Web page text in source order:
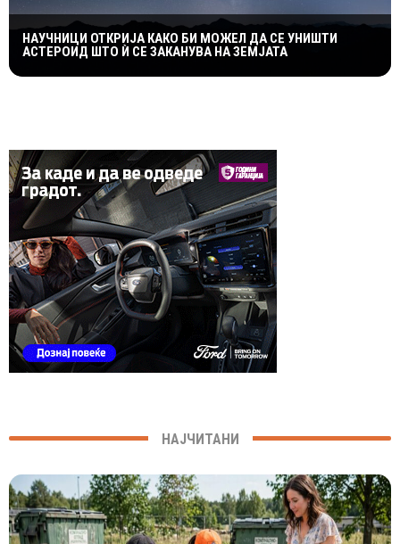
НАУЧНИЦИ ОТКРИЈА КАКО БИ МОЖЕЛ ДА СЕ УНИШТИ
АСТЕРОИД ШТО Ѝ СЕ ЗАКАНУВА НА ЗЕМЈАТА
НАЈЧИТАНИ